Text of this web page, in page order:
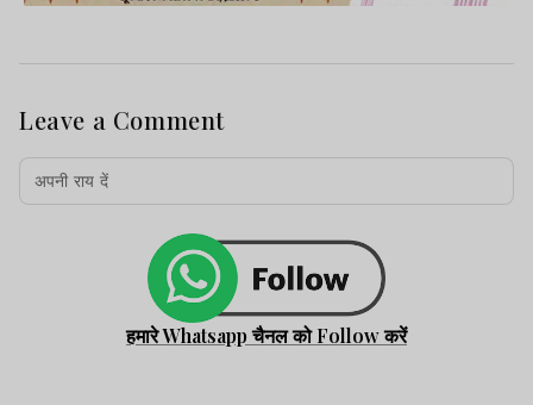
Leave a Comment
हमारे Whatsapp चैनल को Follow करें